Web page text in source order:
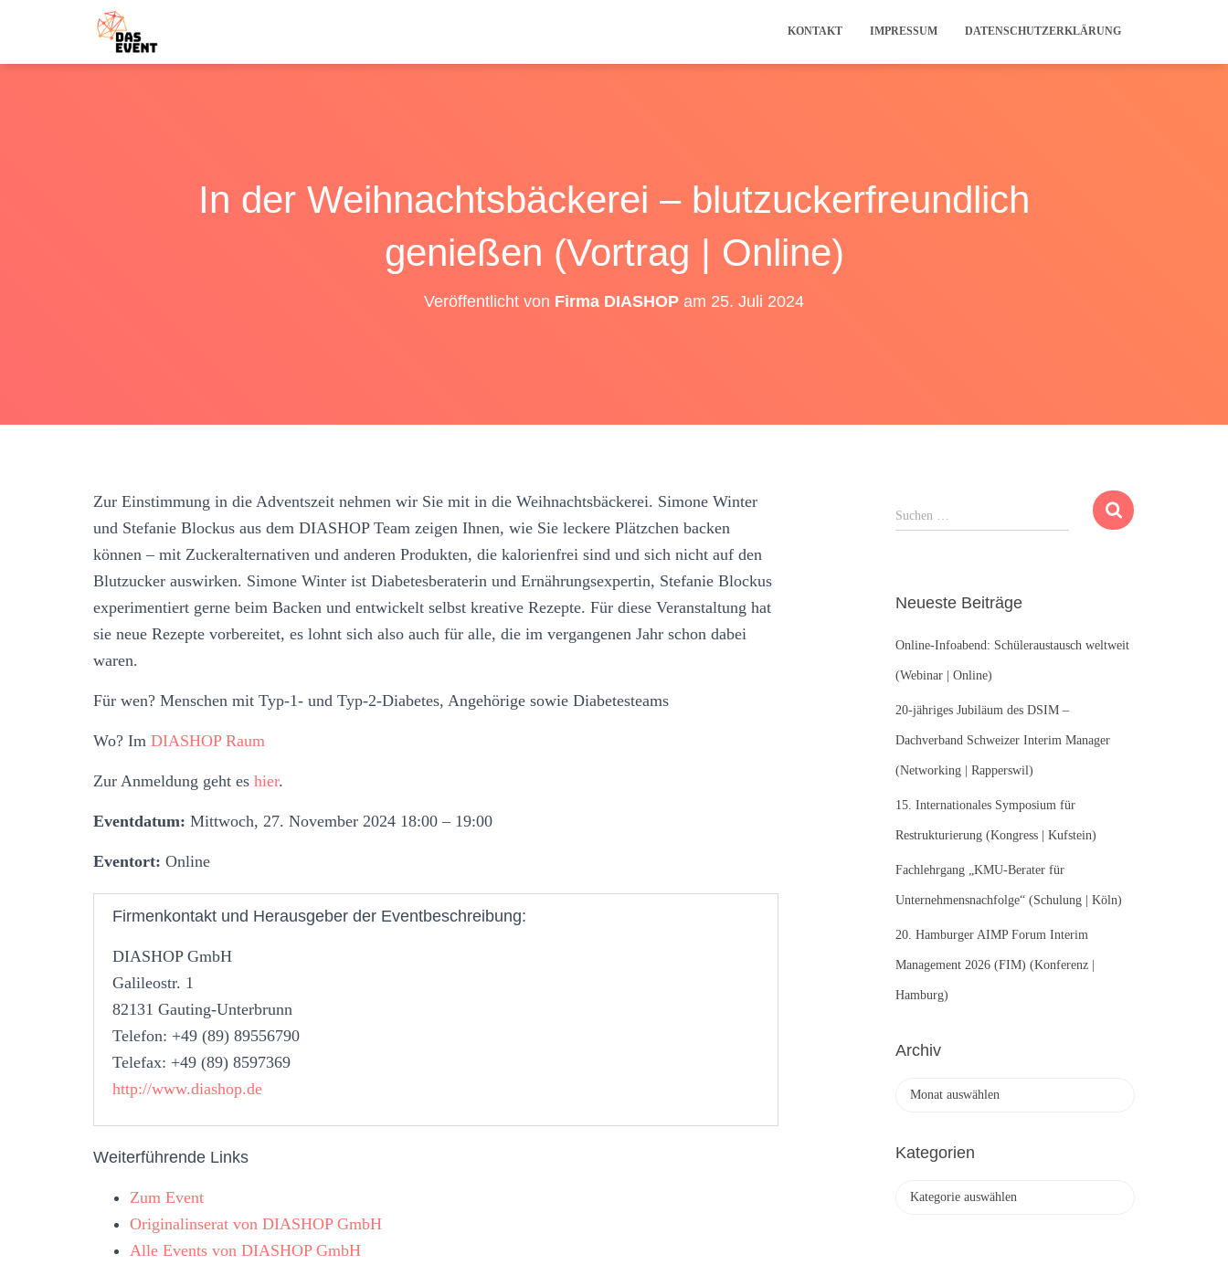
KONTAKT IMPRESSUM DATENSCHUTZERKLÄRUNG
In der Weihnachtsbäckerei – blutzuckerfreundlich
genießen (Vortrag | Online)
Veröffentlicht von Firma DIASHOP am 25. Juli 2024
Zur Einstimmung in die Adventszeit nehmen wir Sie mit in die Weihnachtsbäckerei. Simone Winter
und Stefanie Blockus aus dem DIASHOP Team zeigen Ihnen, wie Sie leckere Plätzchen backen
können – mit Zuckeralternativen und anderen Produkten, die kalorienfrei sind und sich nicht auf den
Blutzucker auswirken. Simone Winter ist Diabetesberaterin und Ernährungsexpertin, Stefanie Blockus
experimentiert gerne beim Backen und entwickelt selbst kreative Rezepte. Für diese Veranstaltung hat
sie neue Rezepte vorbereitet, es lohnt sich also auch für alle, die im vergangenen Jahr schon dabei
waren.
Für wen? Menschen mit Typ-1- und Typ-2-Diabetes, Angehörige sowie Diabetesteams
Wo? Im DIASHOP Raum
Zur Anmeldung geht es hier.
Eventdatum: Mittwoch, 27. November 2024 18:00 – 19:00
Eventort: Online
Firmenkontakt und Herausgeber der Eventbeschreibung:
DIASHOP GmbH
Galileostr. 1
82131 Gauting-Unterbrunn
Telefon: +49 (89) 89556790
Telefax: +49 (89) 8597369
http://www.diashop.de
Weiterführende Links
Zum Event
Originalinserat von DIASHOP GmbH
Alle Events von DIASHOP GmbH
u
n
a
c
:
Suchen …
Neueste Beiträge
Online-Infoabend: Schüleraustausch weltweit
(Webinar | Online)
20-jähriges Jubiläum des DSIM –
Dachverband Schweizer Interim Manager
(Networking | Rapperswil)
15. Internationales Symposium für
Restrukturierung (Kongress | Kufstein)
Fachlehrgang „KMU-Berater für
Unternehmensnachfolge“ (Schulung | Köln)
20. Hamburger AIMP Forum Interim
Management 2026 (FIM) (Konferenz |
Hamburg)
Archiv
h
Kategorien